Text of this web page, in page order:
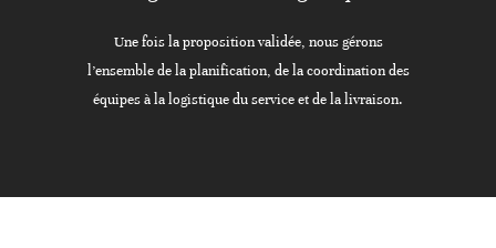
Une fois la proposition validée, nous gérons
l’ensemble de la planification, de la coordination des
équipes à la logistique du service et de la livraison.